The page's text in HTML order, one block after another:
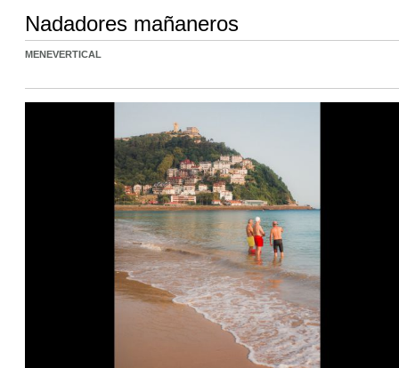
Nadadores mañaneros
MENEVERTICAL